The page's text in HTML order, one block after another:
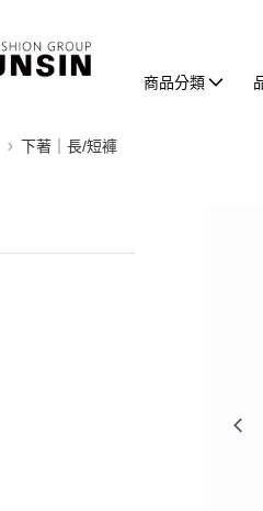
商品分類
下著｜長/短褲